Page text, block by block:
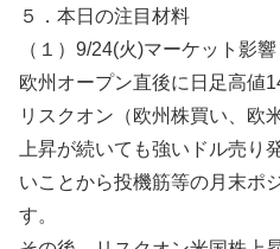
５．本日の注目材料
（１）9/24(火)マーケット影響
欧州オープン直後に日足高値
リスクオン（欧州株買い、欧
上昇が続いても強いドル売り
いことから投機筋等の月末ポ
す。